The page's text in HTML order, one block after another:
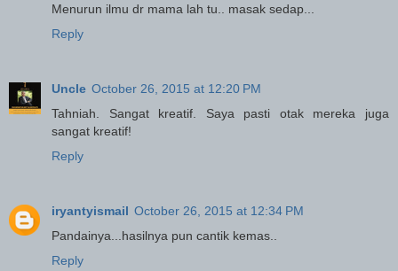
Menurun ilmu dr mama lah tu.. masak sedap...
Reply
Uncle October 26, 2015 at 12:20 PM
Tahniah. Sangat kreatif. Saya pasti otak mereka juga
sangat kreatif!
Reply
iryantyismail October 26, 2015 at 12:34 PM
Pandainya...hasilnya pun cantik kemas..
Reply